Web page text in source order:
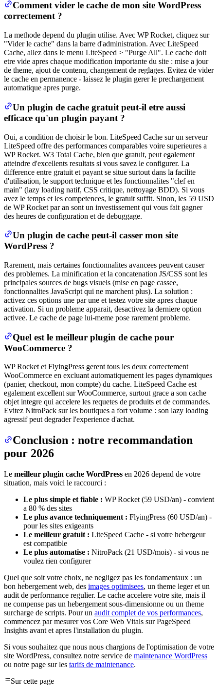
Comment vider le cache de mon site WordPress
correctement ?
La methode depend du plugin utilise. Avec WP Rocket, cliquez sur
"Vider le cache" dans la barre d'administration. Avec LiteSpeed
Cache, allez dans le menu LiteSpeed > "Purge All". Le cache doit
etre vide apres chaque modification importante du site : mise a jour
de theme, ajout de contenu, changement de reglages. Evitez de vider
le cache en permanence - laissez le plugin gerer le prechargement
automatique apres purge.
Un plugin de cache gratuit peut-il etre aussi
efficace qu'un plugin payant ?
Oui, a condition de choisir le bon. LiteSpeed Cache sur un serveur
LiteSpeed offre des performances comparables voire superieures a
WP Rocket. W3 Total Cache, bien que gratuit, peut egalement
atteindre d'excellents resultats si vous savez le configurer. La
difference entre gratuit et payant se situe surtout dans la facilite
d'utilisation, le support technique et les fonctionnalites "clef en
main" (lazy loading natif, CSS critique, nettoyage BDD). Si vous
avez le temps et les competences, le gratuit suffit. Sinon, les 59 USD
de WP Rocket par an sont un investissement qui vous fait gagner
des heures de configuration et de debuggage.
Un plugin de cache peut-il casser mon site
WordPress ?
Rarement, mais certaines fonctionnalites avancees peuvent causer
des problemes. La minification et la concatenation JS/CSS sont les
principales sources de bugs visuels (mise en page cassee,
fonctionnalites JavaScript qui ne marchent plus). La solution :
activez ces options une par une et testez votre site apres chaque
activation. Si un probleme apparait, desactivez la derniere option
activee. Le cache de page lui-meme pose rarement probleme.
Quel est le meilleur plugin de cache pour
WooCommerce ?
WP Rocket et FlyingPress gerent tous les deux correctement
WooCommerce en excluant automatiquement les pages dynamiques
(panier, checkout, mon compte) du cache. LiteSpeed Cache est
egalement excellent sur WooCommerce, surtout grace a son cache
objet integre qui accelere les requetes de produits et de commandes.
Evitez NitroPack sur les boutiques a fort volume : son lazy loading
agressif peut degrader l'experience d'achat.
Conclusion : notre recommandation
pour 2026
Le meilleur plugin cache WordPress en 2026 depend de votre
situation, mais voici le raccourci :
Le plus simple et fiable : WP Rocket (59 USD/an) - convient
a 80 % des sites
Le plus avance techniquement : FlyingPress (60 USD/an) -
pour les sites exigeants
Le meilleur gratuit : LiteSpeed Cache - si votre hebergeur
est compatible
Le plus automatise : NitroPack (21 USD/mois) - si vous ne
voulez rien configurer
Quel que soit votre choix, ne negligez pas les fondamentaux : un
bon hebergement web, des images optimisees, un theme leger et un
audit de performance regulier. Le cache accelere votre site, mais il
ne compense pas un hebergement sous-dimensionne ou un theme
surcharge de scripts. Pour un audit complet de vos performances,
commencez par mesurer vos Core Web Vitals sur PageSpeed
Insights avant et apres l'installation du plugin.
Si vous souhaitez que nous nous chargions de l'optimisation de votre
site WordPress, consultez notre service de maintenance WordPress
ou notre page sur les tarifs de maintenance.
Sur cette page